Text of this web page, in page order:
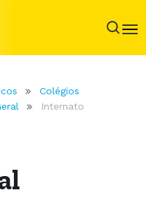
Colégios
Internato